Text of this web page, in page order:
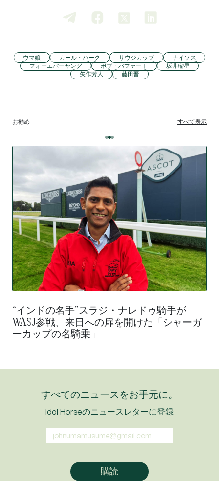
ウマ娘 カール・バーク サウジカップ
ナイソス
フォーエバーヤング
ボブ・バファート
坂井瑠星
矢作芳人
藤田晋
お勧め すべて表示
“インドの名手”スラジ・ナレドゥ騎手が
WASJ参戦、来日への扉を開けた「シャーガ
ーカップの名騎乗」
すべてのニュースをお手元に。
Idol Horseのニュースレターに登録